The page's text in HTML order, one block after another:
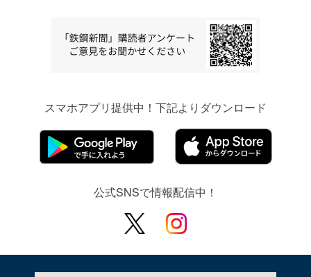
スマホアプリ提供中！下記よりダウンロード
公式SNSで情報配信中！